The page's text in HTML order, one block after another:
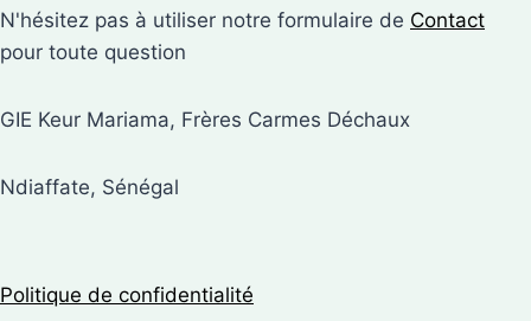
N'hésitez pas à utiliser notre formulaire de Contact
pour toute question
GIE Keur Mariama, Frères Carmes Déchaux
Ndiaffate, Sénégal
Politique de confidentialité